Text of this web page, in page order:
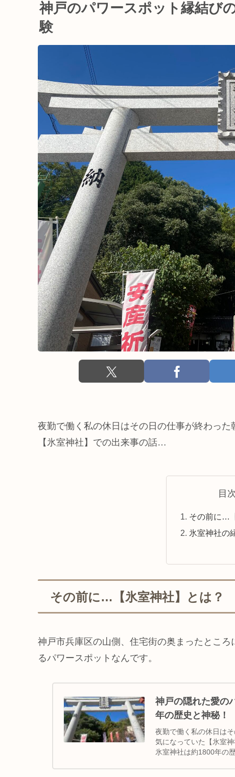
神戸のパワースポット縁結び
験
夜勤で働く私の休日はその日の仕事が終わっ
【氷室神社】での出来事の話…
目次
その前に…
氷室神社の
その前に…【氷室神社】とは？
神戸市兵庫区の山側、住宅街の奥まったとこ
るパワースポットなんです。
神戸の隠れた愛の
年の歴史と神秘！
夜勤で働く私の休日は
気になっていた【氷室
氷室神社は約1800年の